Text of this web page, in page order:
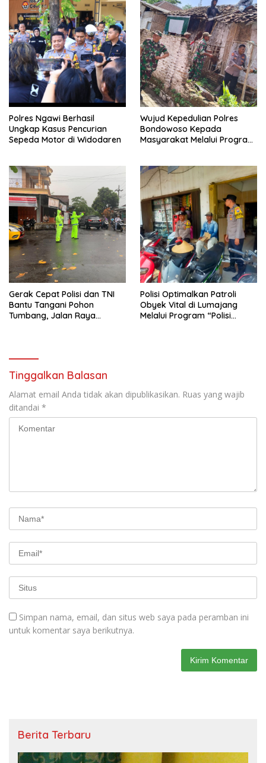
Polres Ngawi Berhasil
Ungkap Kasus Pencurian
Sepeda Motor di Widodaren
Wujud Kepedulian Polres
Bondowoso Kepada
Masyarakat Melalui Program
Gerak Cepat Polisi dan TNI
Bantu Tangani Pohon
Tumbang, Jalan Raya
Polisi Optimalkan Patroli
Obyek Vital di Lumajang
Melalui Program “Polisi
Tinggalkan Balasan
Alamat email Anda tidak akan dipublikasikan. Ruas yang wajib
ditandai *
Simpan nama, email, dan situs web saya pada peramban ini
untuk komentar saya berikutnya.
Berita Terbaru